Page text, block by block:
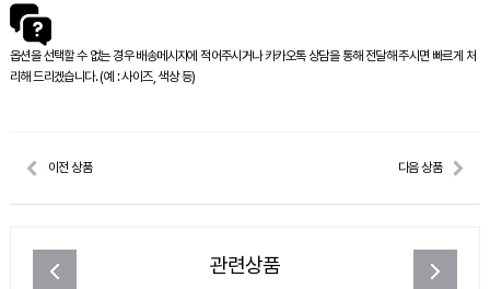
옵션을 선택할 수 없는 경우 배송메시지에 적어주시거나 카카오톡 상담을 통해 전달해 주시면 빠르게 처
리해 드리겠습니다. (예 : 사이즈, 색상 등)
이전 상품 다음 상품
관련상품